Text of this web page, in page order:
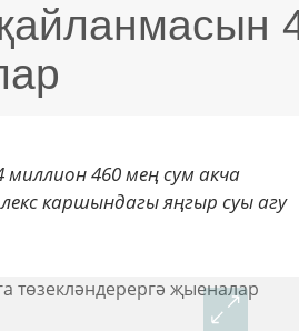
460 мең сум акча
каршындагы яңгыр суы агу